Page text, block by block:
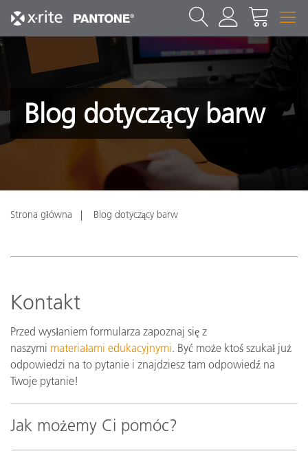
Blog dotyczący barw
Strona główna Blog dotyczący barw
Kontakt
Przed wysłaniem formularza zapoznaj się z
naszymi materiałami edukacyjnymi. Być może ktoś szukał już
odpowiedzi na to pytanie i znajdziesz tam odpowiedź na
Twoje pytanie!
Jak możemy Ci pomóc?